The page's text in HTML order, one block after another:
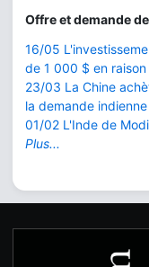
Offre et demande
16/05
de 1 000 $ en
23/03 La Chine
la demande
01/02 L'Inde de
Plus...